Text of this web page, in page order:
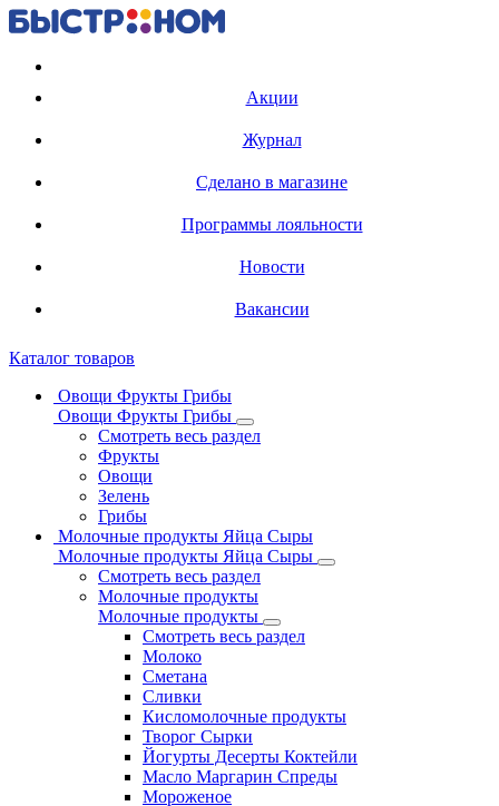
Акции
Журнал
Сделано в магазине
Программы лояльности
Новости
Вакансии
Каталог товаров
Овощи Фрукты Грибы
Овощи Фрукты Грибы
Смотреть весь раздел
Фрукты
Овощи
Зелень
Грибы
Молочные продукты Яйца Сыры
Молочные продукты Яйца Сыры
Смотреть весь раздел
Молочные продукты
Молочные продукты
Смотреть весь раздел
Молоко
Сметана
Сливки
Кисломолочные продукты
Творог Сырки
Йогурты Десерты Коктейли
Масло Маргарин Спреды
Мороженое